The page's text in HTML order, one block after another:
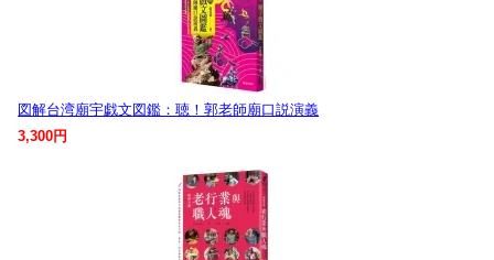
図解台湾廟宇戯文図鑑：聴！郭老師廟口説演義
3,300円